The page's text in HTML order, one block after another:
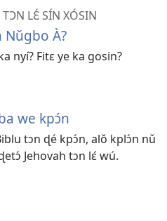
LƐ́ SÍN XÓSIN
Nǔgbo À?
nyí? Fitɛ ye ka gosin?
we kpɔ́n
tɔn ɖé kpɔ́n, alǒ kplɔ́n nǔ
Jehovah tɔn lɛ́ wú.